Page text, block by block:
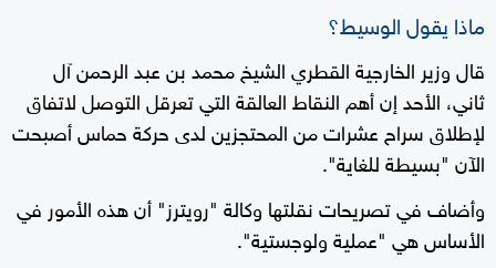
ماذا يقول الوسيط؟
قال وزير الخارجية القطري الشيخ محمد بن عبد الرحمن آل
ثاني، الأحد إن أهم النقاط العالقة التي تعرقل التوصل لاتفاق
لإطلاق سراح عشرات من المحتجزين لدى حركة حماس أصبحت
الآن "بسيطة للغاية".
وأضاف في تصريحات نقلتها وكالة "رويترز" أن هذه الأمور في
الأساس هي "عملية ولوجستية".